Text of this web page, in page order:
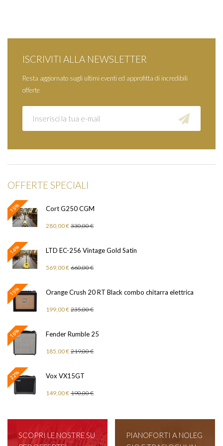
ISCRIVITI ALLA NEWSLETTER
Resta aggiornato sugli ultimi eventi ed approfitta di incredibili
offerte
OFFERTE SPECIALI
15% Cort G250 CGM
280,00 € 330,00 €
14% LTD EC-256 Vintage Gold Satin
569,00 € 660,00 €
15% Orange Crush 20 RT Black combo chitarra elettrica
199,00 € 235,00 €
16% Fender Rumble 25
185,00 € 219,00 €
22% Vox VX15GT
149,00 € 190,00 €
SCOPRI LE NOSTRE SU
PIANOFORTI A NOLEG